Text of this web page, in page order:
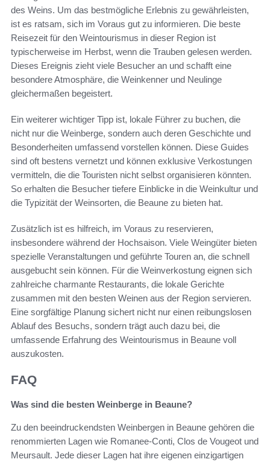
des Weins. Um das bestmögliche Erlebnis zu gewährleisten,
ist es ratsam, sich im Voraus gut zu informieren. Die beste
Reisezeit für den Weintourismus in dieser Region ist
typischerweise im Herbst, wenn die Trauben gelesen werden.
Dieses Ereignis zieht viele Besucher an und schafft eine
besondere Atmosphäre, die Weinkenner und Neulinge
gleichermaßen begeistert.
Ein weiterer wichtiger Tipp ist, lokale Führer zu buchen, die
nicht nur die Weinberge, sondern auch deren Geschichte und
Besonderheiten umfassend vorstellen können. Diese Guides
sind oft bestens vernetzt und können exklusive Verkostungen
vermitteln, die die Touristen nicht selbst organisieren könnten.
So erhalten die Besucher tiefere Einblicke in die Weinkultur und
die Typizität der Weinsorten, die Beaune zu bieten hat.
Zusätzlich ist es hilfreich, im Voraus zu reservieren,
insbesondere während der Hochsaison. Viele Weingüter bieten
spezielle Veranstaltungen und geführte Touren an, die schnell
ausgebucht sein können. Für die Weinverkostung eignen sich
zahlreiche charmante Restaurants, die lokale Gerichte
zusammen mit den besten Weinen aus der Region servieren.
Eine sorgfältige Planung sichert nicht nur einen reibungslosen
Ablauf des Besuchs, sondern trägt auch dazu bei, die
umfassende Erfahrung des Weintourismus in Beaune voll
auszukosten.
FAQ
Was sind die besten Weinberge in Beaune?
Zu den beeindruckendsten Weinbergen in Beaune gehören die
renommierten Lagen wie Romanee-Conti, Clos de Vougeot und
Meursault. Jede dieser Lagen hat ihre eigenen einzigartigen